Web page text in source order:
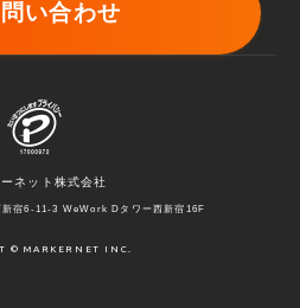
い合わせ
ネット株式会社
宿6-11-3 WeWork Dタワー西新宿16F
© MARKERNET INC.